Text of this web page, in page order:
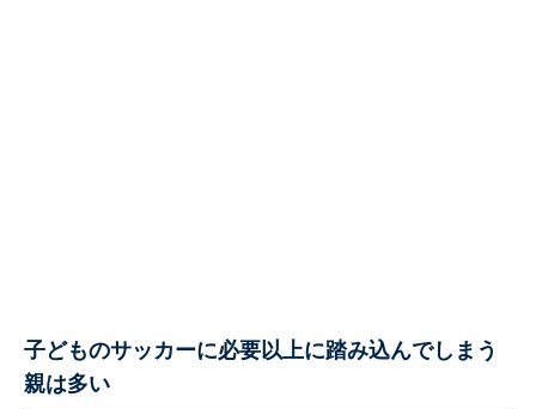
子どものサッカーに必要以上に踏み込んでしまう
親は多い